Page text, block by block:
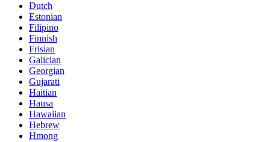
Dutch
Estonian
Filipino
Finnish
Frisian
Galician
Georgian
Gujarati
Haitian
Hausa
Hawaiian
Hebrew
Hmong